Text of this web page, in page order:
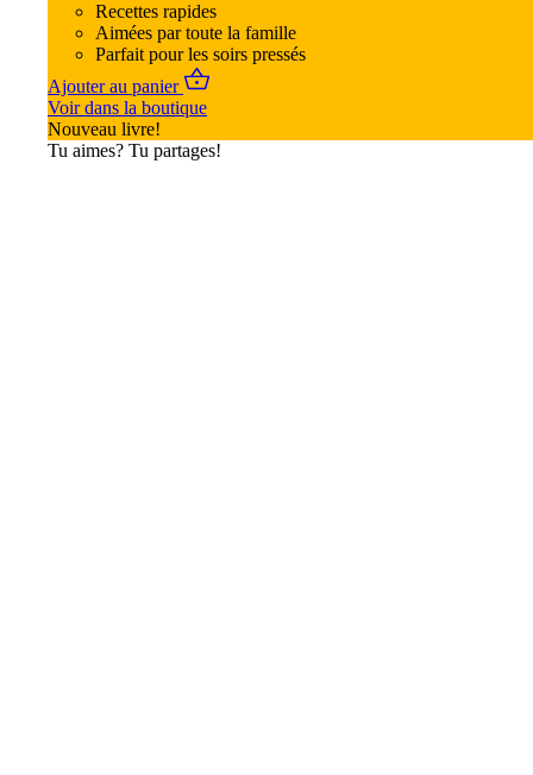
Recettes rapides
Aimées par toute la famille
Parfait pour les soirs pressés
Ajouter au panier
Voir dans la boutique
Nouveau livre!
Tu aimes? Tu partages!